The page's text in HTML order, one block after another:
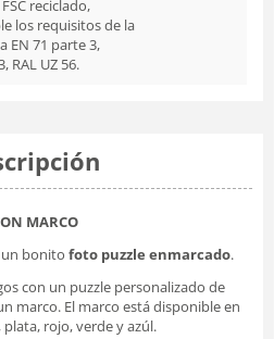
reciclado,
los requisitos de la
EN 71 parte 3,
RAL UZ 56.
MARCO
bonito foto puzzle enmarcado.
con un puzzle personalizado de
marco. El marco está disponible en
rojo, verde y azúl.